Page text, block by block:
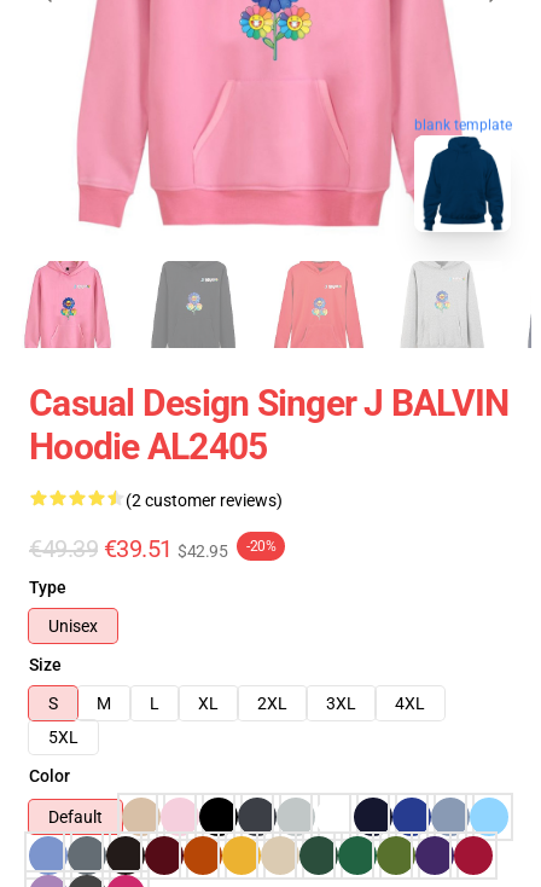
blank template
Casual Design Singer J BALVIN
Hoodie AL2405
(2 customer reviews)
€49.39 €39.51 $42.95 -20%
Type
Unisex
Size
S
M L XL 2XL 3XL
4XL
5XL
Color
Default